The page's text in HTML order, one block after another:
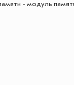
- модуль